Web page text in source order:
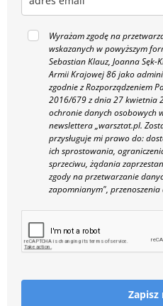
Wyrażam zgodę na
wskazanych w powyższym
Sebastian Klauz, Joanna Sęk-
Armii Krajowej 86 jako
zgodnie z Rozporządzeniem
2016/679 z dnia 27 kwietnia
ochronie danych osobowych
newslettera „warsztat.pl.
przysługuje mi prawo do:
ich sprostowania,
sprzeciwu, żądania
zgody na przetwarzanie
zapomnianym",
Zapisz